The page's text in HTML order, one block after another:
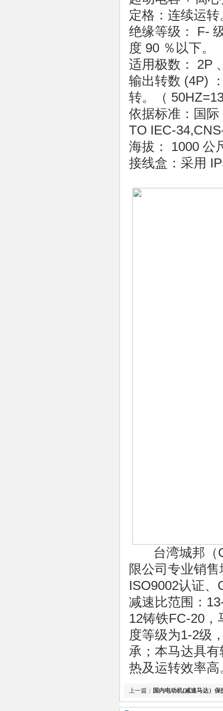
定格：连续运转
绝缘等级： F-
度 90 ％以下。
适用极数： 2P
输出转数 (4P)
转。（
依据标准：国
TO IEC-
海拔： 1000 公
接线盒：采用
台湾城邦（
限公司专业销售
ISO9002认证
减速比范围：
12铸铁FC-20
度等级为1-2级
承；本马达具
热及运转效率高
上一篇： 国内电动机(减速马达）保